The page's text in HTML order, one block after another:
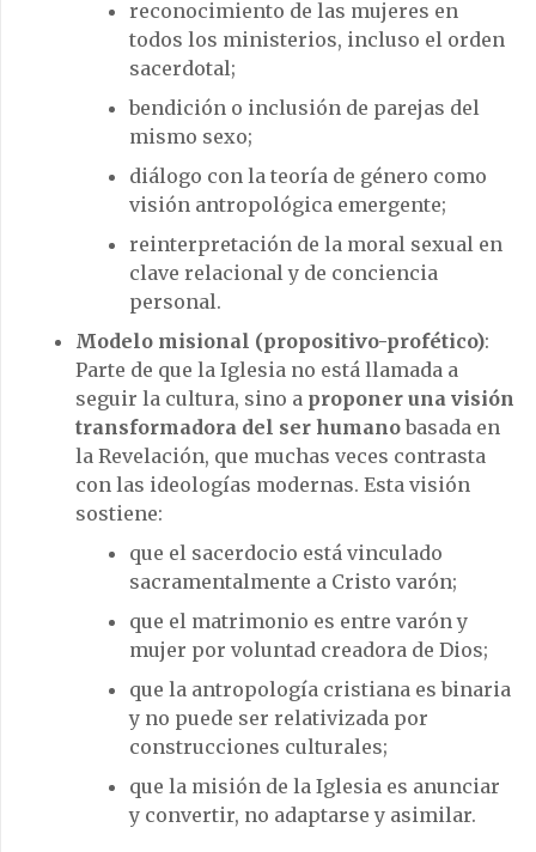
reconocimiento de las mujeres en
todos los ministerios, incluso el orden
sacerdotal;
bendición o inclusión de parejas del
mismo sexo;
diálogo con la teoría de género como
visión antropológica emergente;
reinterpretación de la moral sexual en
clave relacional y de conciencia
personal.
Modelo misional (propositivo-profético):
Parte de que la Iglesia no está llamada a
seguir la cultura, sino a proponer una visión
transformadora del ser humanobasada en
la Revelación, que muchas veces contrasta
con las ideologías modernas. Esta visión
sostiene:
que el sacerdocio está vinculado
sacramentalmente a Cristo varón;
que el matrimonio es entre varón y
mujer por voluntad creadora de Dios;
que la antropología cristiana es binaria
y no puede ser relativizada por
construcciones culturales;
que la misión de la Iglesia es anunciar
y convertir, no adaptarse y asimilar.